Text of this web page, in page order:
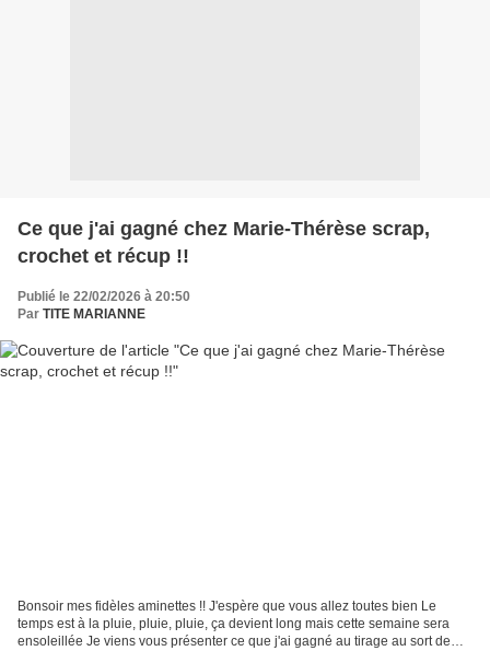
Ce que j'ai gagné chez Marie-Thérèse scrap,
crochet et récup !!
Publié le 22/02/2026 à 20:50
Par TITE MARIANNE
Bonsoir mes fidèles aminettes !! J'espère que vous allez toutes bien Le
temps est à la pluie, pluie, pluie, ça devient long mais cette semaine sera
ensoleillée Je viens vous présenter ce que j'ai gagné au tirage au sort de